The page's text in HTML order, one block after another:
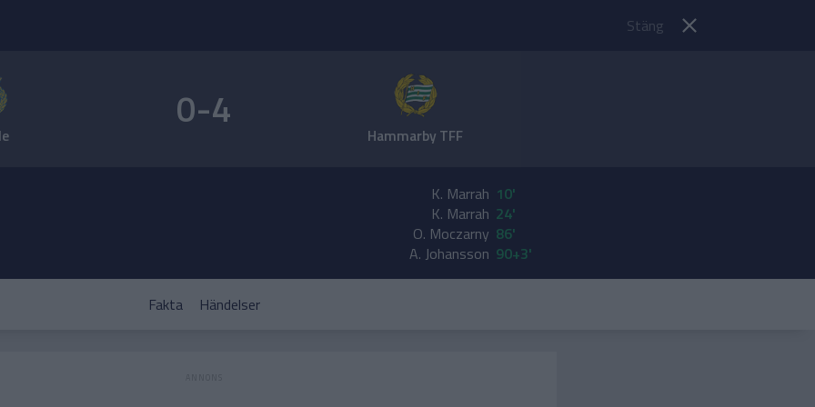
Stäng
0-4 Hammarby TFF
K. Marrah 10'
K. Marrah 24'
O. Moczarny 86'
A. Johansson 90+3'
Fakta Händelser